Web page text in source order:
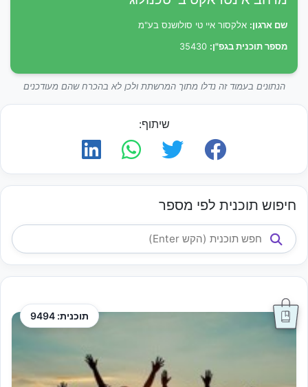
שם ארגון: אלקסור איי טי סולושנס בע"מ
מספר תוכנית בגפ"ן:
הנתונים בעמוד זה נדלו מתוך המרשתת ולכן לא בהכרח שהם מעודכנים
שיתוף:
חיפוש תוכנית לפי מספר
תוכנית: 9494